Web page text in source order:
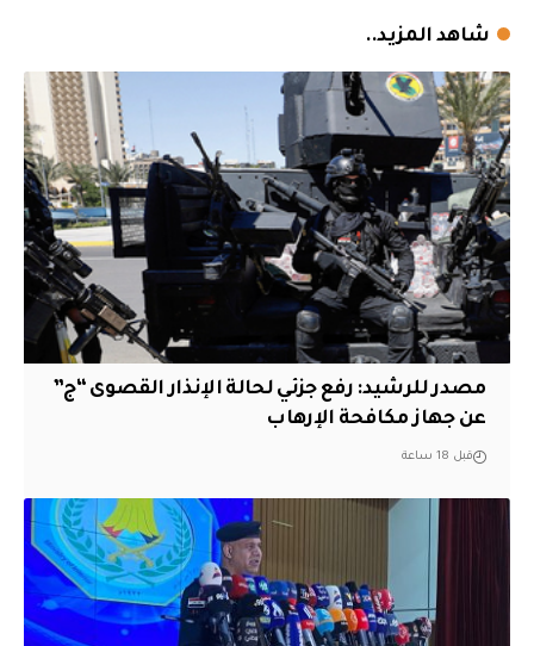
شاهد المزيد..
مصدر للرشيد: رفع جزئي لحالة الإنذار القصوى “ج”
عن جهاز مكافحة الإرهاب
قبل 18 ساعة